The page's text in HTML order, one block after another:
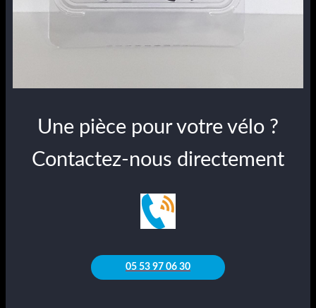
Une pièce pour votre vélo ?
Contactez-nous directement
05 53 97 06 30